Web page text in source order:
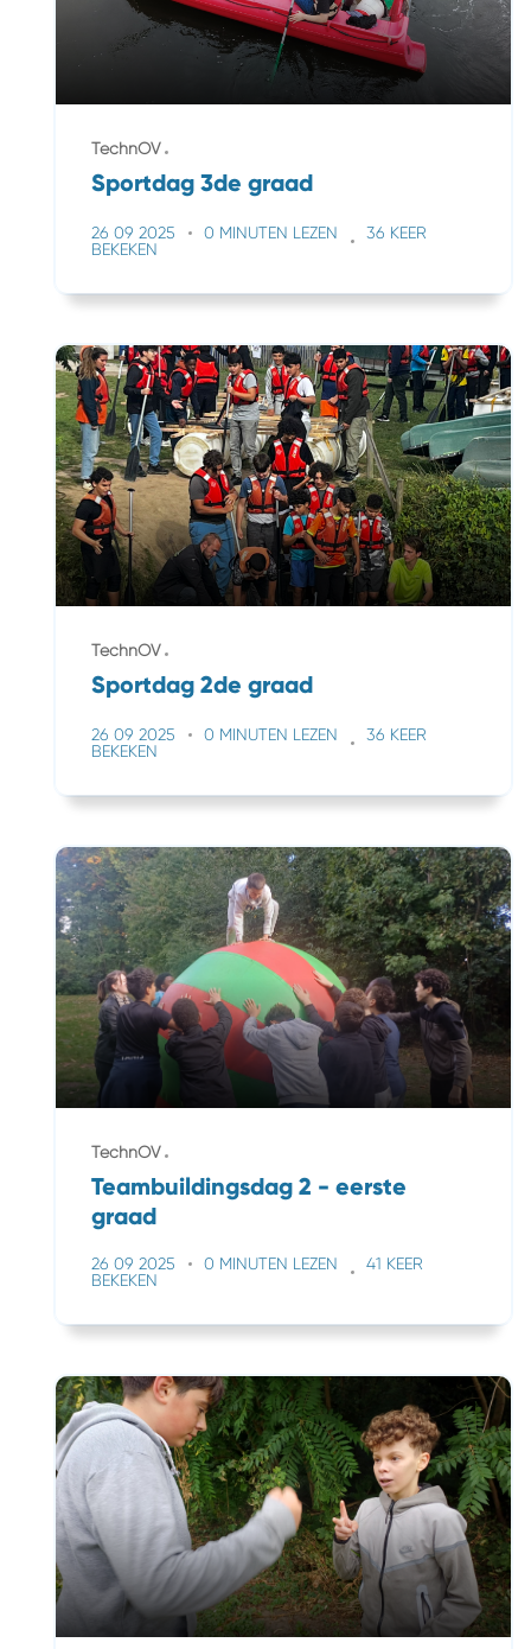
TechnOV
Sportdag 3de graad
26 09 2025 0 MINUTEN LEZEN
36 KEER
BEKEKEN
TechnOV
Sportdag 2de graad
26 09 2025 0 MINUTEN LEZEN
36 KEER
BEKEKEN
TechnOV
Teambuildingsdag 2 - eerste
graad
26 09 2025 0 MINUTEN LEZEN
41 KEER
BEKEKEN